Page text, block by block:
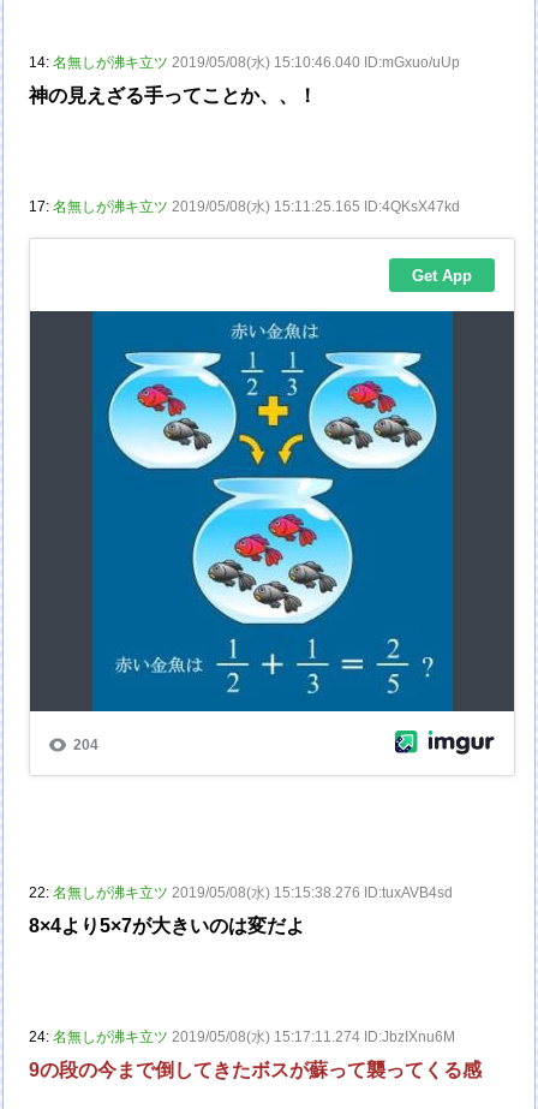
14:名無しが沸キ立ツ 2019/05/08(水) 15:10:46.040 ID:mGxuo/uUp
神の見えざる手ってことか、、！
17:名無しが沸キ立ツ 2019/05/08(水) 15:11:25.165 ID:4QKsX47kd
22:名無しが沸キ立ツ 2019/05/08(水) 15:15:38.276 ID:tuxAVB4sd
8×4より5×7が大きいのは変だよ
24:名無しが沸キ立ツ 2019/05/08(水) 15:17:11.274 ID:JbzIXnu6M
9の段の今まで倒してきたボスが蘇って襲ってくる感